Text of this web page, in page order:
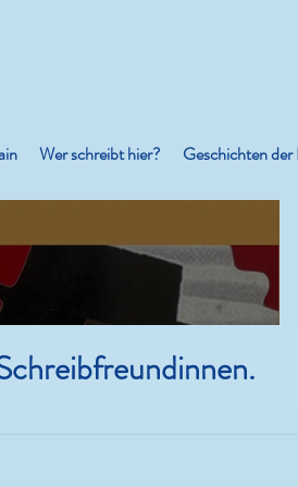
Wer schreibt hier? Geschichten